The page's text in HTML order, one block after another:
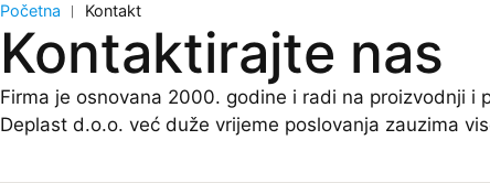
Početna ︱ Kontakt
Kontaktirajte nas
Firma je osnovana 2000. godine i radi na proizvodnji i
Deplast d.o.o. već duže vrijeme poslovanja zauzima